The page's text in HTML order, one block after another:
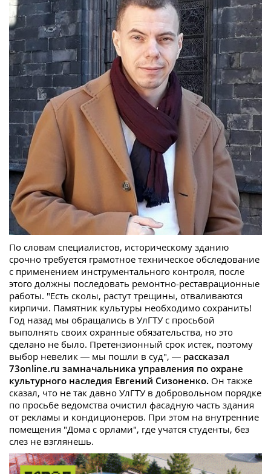
По словам специалистов, историческому зданию
срочно требуется грамотное техническое обследование
с применением инструментального контроля, после
этого должны последовать ремонтно-реставрационные
работы. "Есть сколы, растут трещины, отваливаются
кирпичи. Памятник культуры необходимо сохранить!
Год назад мы обращались в УлГТУ с просьбой
выполнять своих охранные обязательства, но это
сделано не было. Претензионный срок истек, поэтому
выбор невелик — мы пошли в суд", — рассказал
73online.ru замначальника управления по охране
культурного наследия Евгений Сизоненко. Он также
сказал, что не так давно УлГТУ в добровольном порядке
по просьбе ведомства очистил фасадную часть здания
от рекламы и кондиционеров. При этом на внутренние
помещения "Дома с орлами", где учатся студенты, без
слез не взглянешь.